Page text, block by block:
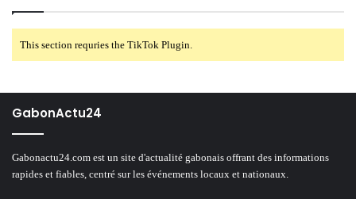
This section requries the TikTok Plugin.
GabonActu24
Gabonactu24.com est un site d'actualité gabonais offrant des informations
rapides et fiables, centré sur les événements locaux et nationaux.